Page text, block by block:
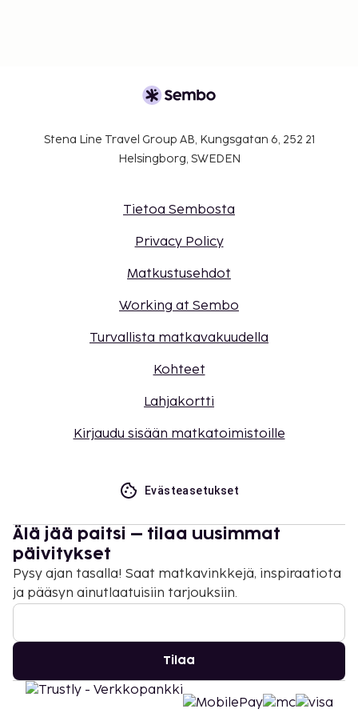
Stena Line Travel Group AB, Kungsgatan 6, 252 21
Helsingborg, SWEDEN
Tietoa Sembosta
Privacy Policy
Matkustusehdot
Working at Sembo
Turvallista matkavakuudella
Kohteet
Lahjakortti
Kirjaudu sisään matkatoimistoille
Evästeasetukset
Älä jää paitsi – tilaa uusimmat
päivitykset
Pysy ajan tasalla! Saat matkavinkkejä, inspiraatiota
ja pääsyn ainutlaatuisiin tarjouksiin.
Tilaa